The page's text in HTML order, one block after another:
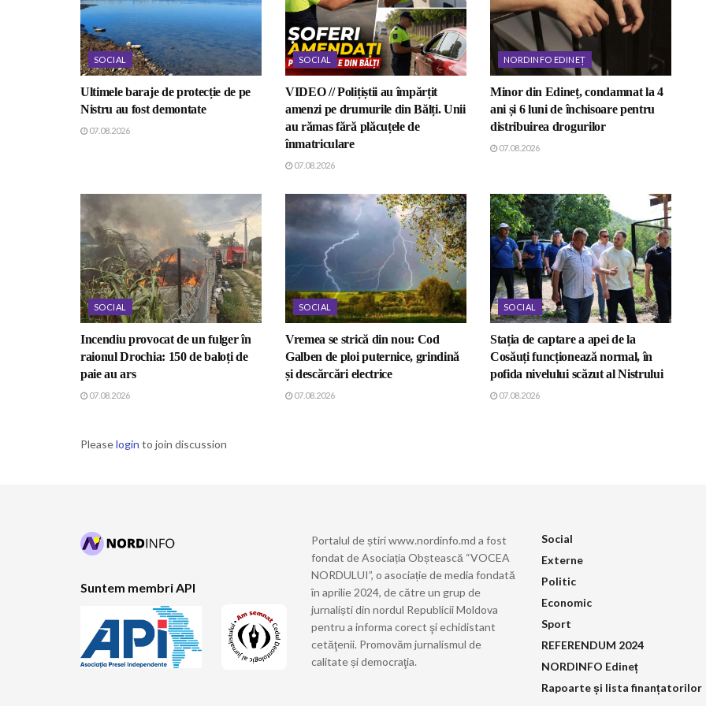
SOCIAL
Ultimele baraje de protecție de pe
Nistru au fost demontate
07.08.2026
SOCIAL
VIDEO // Polițiștii au împărțit
amenzi pe drumurile din Bălți. Unii
au rămas fără plăcuțele de
înmatriculare
07.08.2026
NORDINFO EDINEȚ
Minor din Edineț, condamnat la 4
ani și 6 luni de închisoare pentru
distribuirea drogurilor
07.08.2026
SOCIAL
Incendiu provocat de un fulger în
raionul Drochia: 150 de baloți de
paie au ars
07.08.2026
SOCIAL
Vremea se strică din nou: Cod
Galben de ploi puternice, grindină
și descărcări electrice
07.08.2026
SOCIAL
Stația de captare a apei de la
Cosăuți funcționează normal, în
pofida nivelului scăzut al Nistrului
07.08.2026
Pleaselogin to join discussion
Suntem membri API
Portalul de știri www.nordinfo.md a fost
fondat de Asociația Obștească “VOCEA
NORDULUI”, o asociație de media fondată
în aprilie 2024, de către un grup de
jurnaliști din nordul Republicii Moldova
pentru a informa corect şi echidistant
cetăţenii. Promovăm jurnalismul de
calitate și democraţia.
Social
Externe
Politic
Economic
Sport
REFERENDUM 2024
NORDINFO Edineț
Rapoarte și lista finanțatorilor